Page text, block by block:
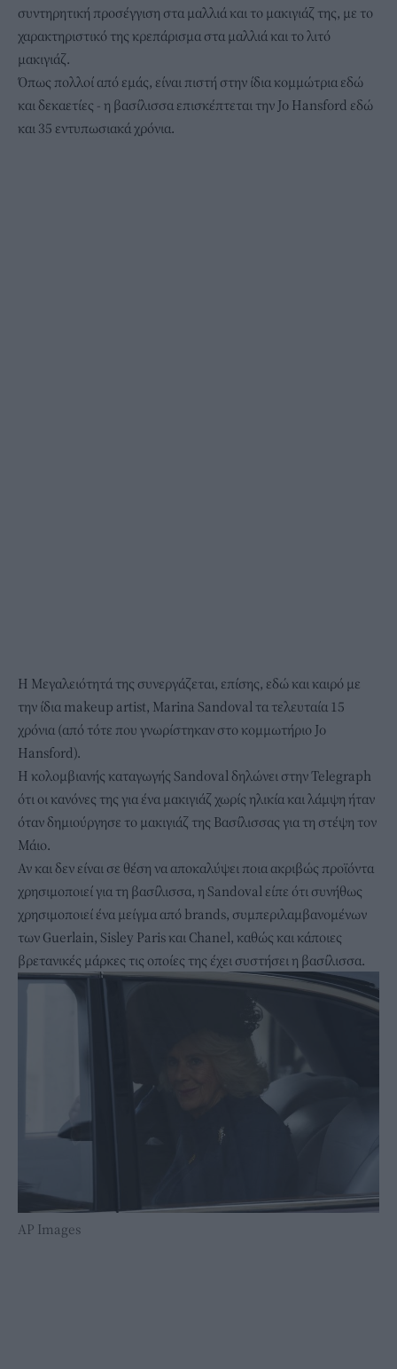
συντηρητική προσέγγιση στα μαλλιά και το μακιγιάζ της, με το
χαρακτηριστικό της κρεπάρισμα στα μαλλιά και το λιτό
μακιγιάζ.
Όπως πολλοί από εμάς, είναι πιστή στην ίδια κομμώτρια εδώ
και δεκαετίες - η βασίλισσα επισκέπτεται την Jo Hansford εδώ
και 35 εντυπωσιακά χρόνια.
Η Μεγαλειότητά της συνεργάζεται, επίσης, εδώ και καιρό με
την ίδια makeup artist, Marina Sandoval τα τελευταία 15
χρόνια (από τότε που γνωρίστηκαν στο κομμωτήριο Jo
Hansford).
Η κολομβιανής καταγωγής Sandoval δηλώνει στην Telegraph
ότι οι κανόνες της για ένα μακιγιάζ χωρίς ηλικία και λάμψη ήταν
όταν δημιούργησε το μακιγιάζ της Βασίλισσας για τη στέψη τον
Μάιο.
Αν και δεν είναι σε θέση να αποκαλύψει ποια ακριβώς προϊόντα
χρησιμοποιεί για τη βασίλισσα, η Sandoval είπε ότι συνήθως
χρησιμοποιεί ένα μείγμα από brands, συμπεριλαμβανομένων
των Guerlain, Sisley Paris και Chanel, καθώς και κάποιες
βρετανικές μάρκες τις οποίες της έχει συστήσει η βασίλισσα.
AP Images